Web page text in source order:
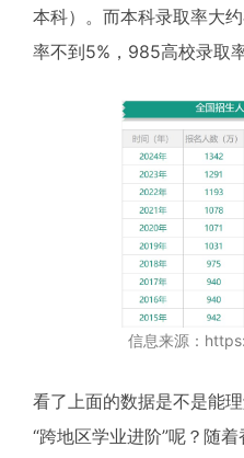
本科）。而本科录取率大
率不到5%，985高校录取率
信息来源：
看了上面的数据是不是能
“跨地区学业进阶”呢？随